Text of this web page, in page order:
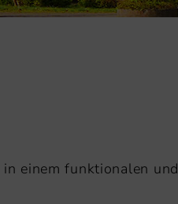
einem funktionalen und